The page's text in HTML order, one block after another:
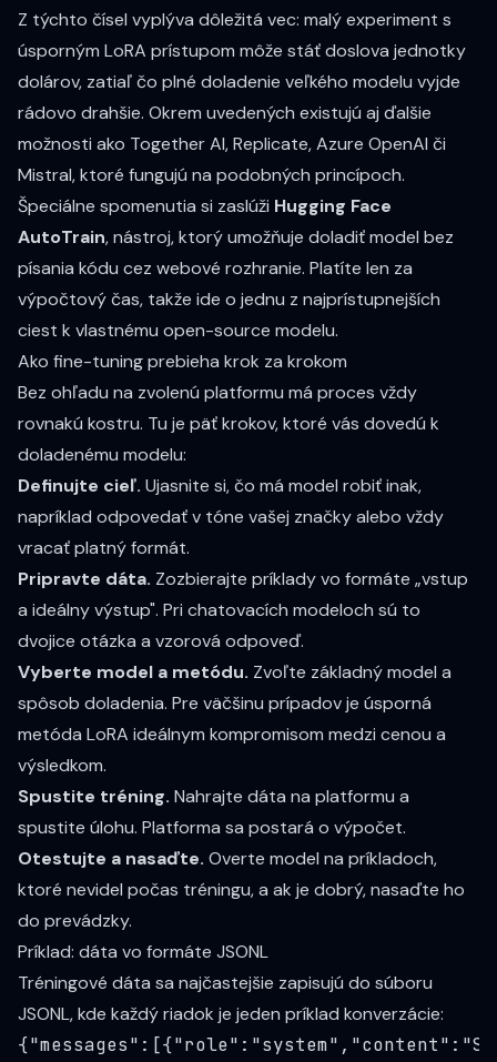
Z týchto čísel vyplýva dôležitá vec: malý experiment s
úsporným LoRA prístupom môže stáť doslova jednotky
dolárov, zatiaľ čo plné doladenie veľkého modelu vyjde
rádovo drahšie. Okrem uvedených existujú aj ďalšie
možnosti ako Together AI, Replicate, Azure OpenAI či
Mistral, ktoré fungujú na podobných princípoch.
Špeciálne spomenutia si zaslúži Hugging Face
AutoTrain, nástroj, ktorý umožňuje doladiť model bez
písania kódu cez webové rozhranie. Platíte len za
výpočtový čas, takže ide o jednu z najprístupnejších
ciest k vlastnému open-source modelu.
Ako fine-tuning prebieha krok za krokom
Bez ohľadu na zvolenú platformu má proces vždy
rovnakú kostru. Tu je päť krokov, ktoré vás dovedú k
doladenému modelu:
Definujte cieľ. Ujasnite si, čo má model robiť inak,
napríklad odpovedať v tóne vašej značky alebo vždy
vracať platný formát.
Pripravte dáta. Zozbierajte príklady vo formáte „vstup
a ideálny výstup". Pri chatovacích modeloch sú to
dvojice otázka a vzorová odpoveď.
Vyberte model a metódu. Zvoľte základný model a
spôsob doladenia. Pre väčšinu prípadov je úsporná
metóda LoRA ideálnym kompromisom medzi cenou a
výsledkom.
Spustite tréning. Nahrajte dáta na platformu a
spustite úlohu. Platforma sa postará o výpočet.
Otestujte a nasaďte. Overte model na príkladoch,
ktoré nevidel počas tréningu, a ak je dobrý, nasaďte ho
do prevádzky.
Príklad: dáta vo formáte JSONL
Tréningové dáta sa najčastejšie zapisujú do súboru
JSONL, kde každý riadok je jeden príklad konverzácie: